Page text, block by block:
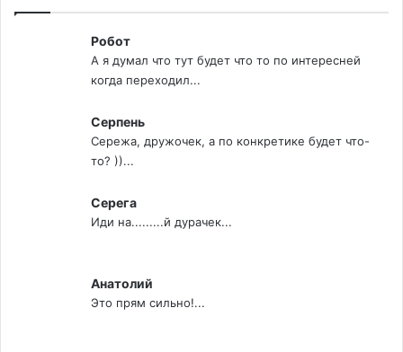
Робот
А я думал что тут будет что то по интересней
когда переходил...
Серпень
Сережа, дружочек, а по конкретике будет что-
то? ))...
Серега
Иди на.........й дурачек...
Анатолий
Это прям сильно!...